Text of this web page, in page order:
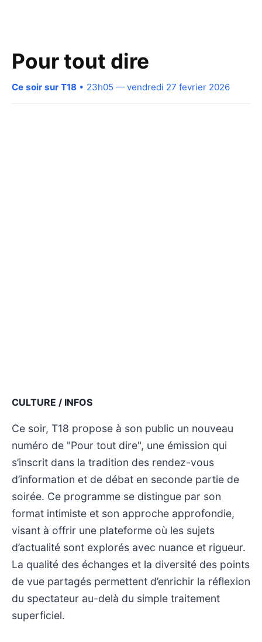
Pour tout dire
Ce soir sur T18 • 23h05 — vendredi 27 fevrier 2026
CULTURE / INFOS
Ce soir, T18 propose à son public un nouveau
numéro de "Pour tout dire", une émission qui
s’inscrit dans la tradition des rendez-vous
d’information et de débat en seconde partie de
soirée. Ce programme se distingue par son
format intimiste et son approche approfondie,
visant à offrir une plateforme où les sujets
d’actualité sont explorés avec nuance et rigueur.
La qualité des échanges et la diversité des points
de vue partagés permettent d’enrichir la réflexion
du spectateur au-delà du simple traitement
superficiel.